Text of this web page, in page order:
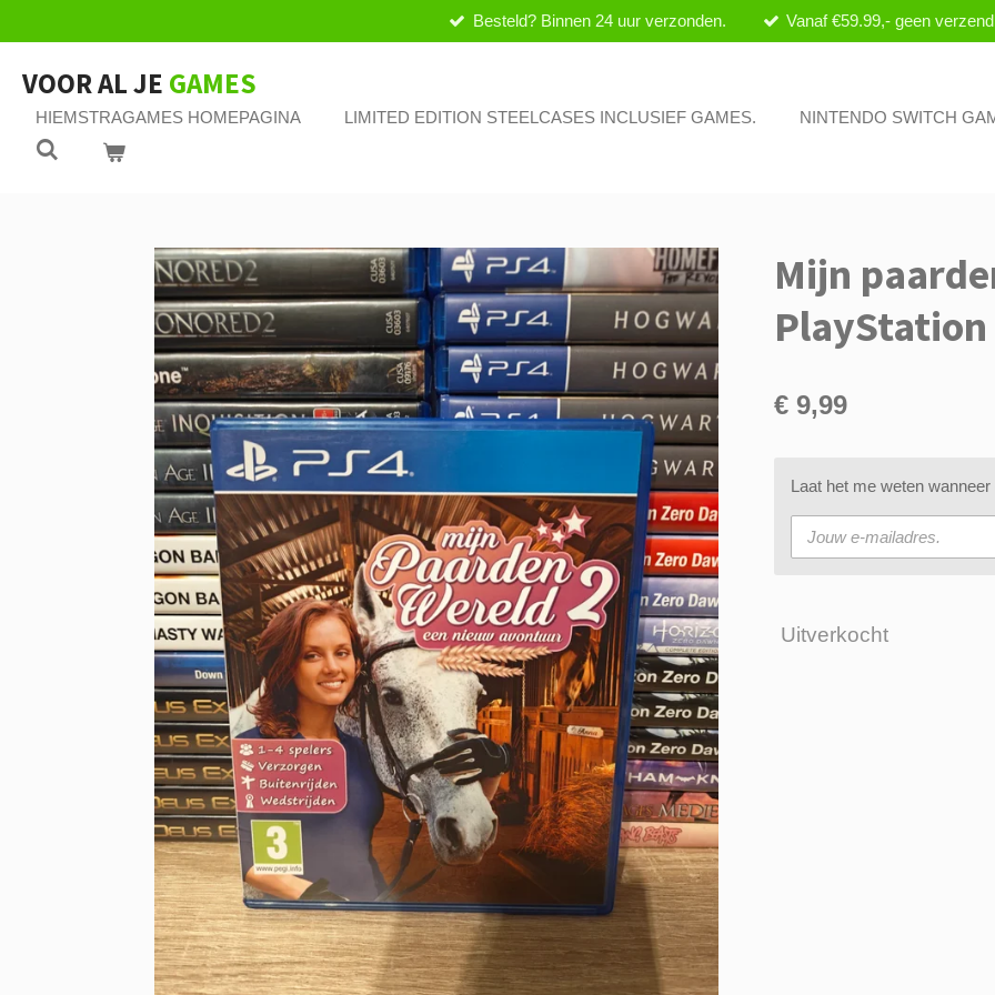
direct
naar
de
hoofdinhoud
Besteld? Binnen 24 uur verzonden. Vanaf €59.99,- geen
VOOR AL JE GAMES
HIEMSTRAGAMES HOMEPAGINA LIMITED EDITION STEELCASES INCLUSIEF GAMES. NINTENDO SWITCH
Mijn
PlayStation
€ 9,99
Laat het me weten
Uitverkocht